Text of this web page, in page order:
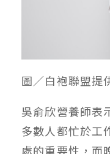
圖／白袍聯盟提
吳俞欣營養師表
多數人都忙於工
處的重要性，而